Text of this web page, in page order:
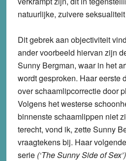
natuurlijke, zuivere
Dit gebrek aan objectiviteit
ander voorbeeld hiervan zijn
Sunny Bergman, waar in het
wordt gesproken. Haar eerste
over schaamlipcorrectie door
Volgens het westerse
binnenste schaamlippen niet
terecht, vond ik, zette Sunny
vraagtekens bij. Haar
serie (‘The Sunny Side of Sex’)